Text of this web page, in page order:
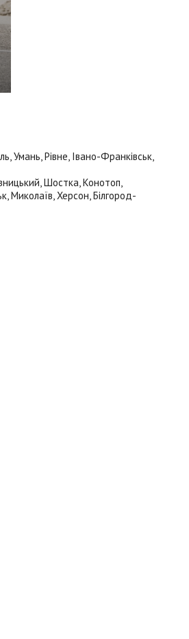
Умань, Рівне, Івано-Франківськ,
Шостка, Конотоп,
Миколаїв, Херсон, Білгород-